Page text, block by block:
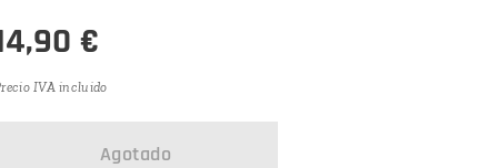
€
IVA incluido
Agotado